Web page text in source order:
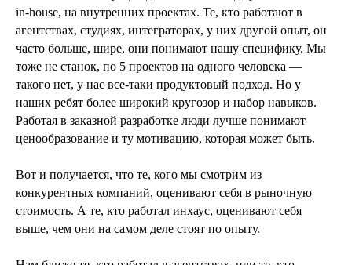
in-house, на внутренних проектах. Те, кто работают в
агентствах, студиях, интеграторах, у них другой опыт, он
часто больше, шире, они понимают нашу специфику. Мы
тоже не станок, по 5 проектов на одного человека —
такого нет, у нас все-таки продуктовый подход. Но у
наших ребят более широкий кругозор и набор навыков.
Работая в заказной разработке люди лучше понимают
ценообразование и ту мотивацию, которая может быть.
Вот и получается, что те, кого мы смотрим из
конкурентных компаний, оценивают себя в рыночную
стоимость. А те, кто работал инхаус, оценивают себя
выше, чем они на самом деле стоят по опыту.